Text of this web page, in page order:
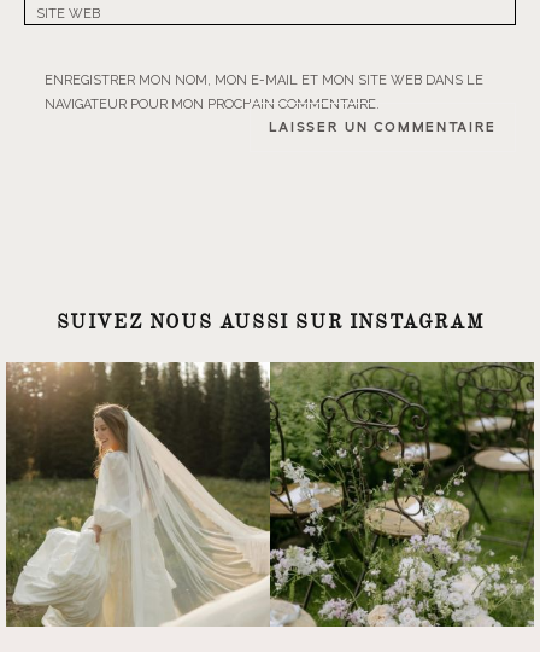
SITE WEB
ENREGISTRER MON NOM, MON E-MAIL ET MON SITE WEB DANS LE
NAVIGATEUR POUR MON PROCHAIN COMMENTAIRE.
SUIVEZ NOUS AUSSI SUR INSTAGRAM